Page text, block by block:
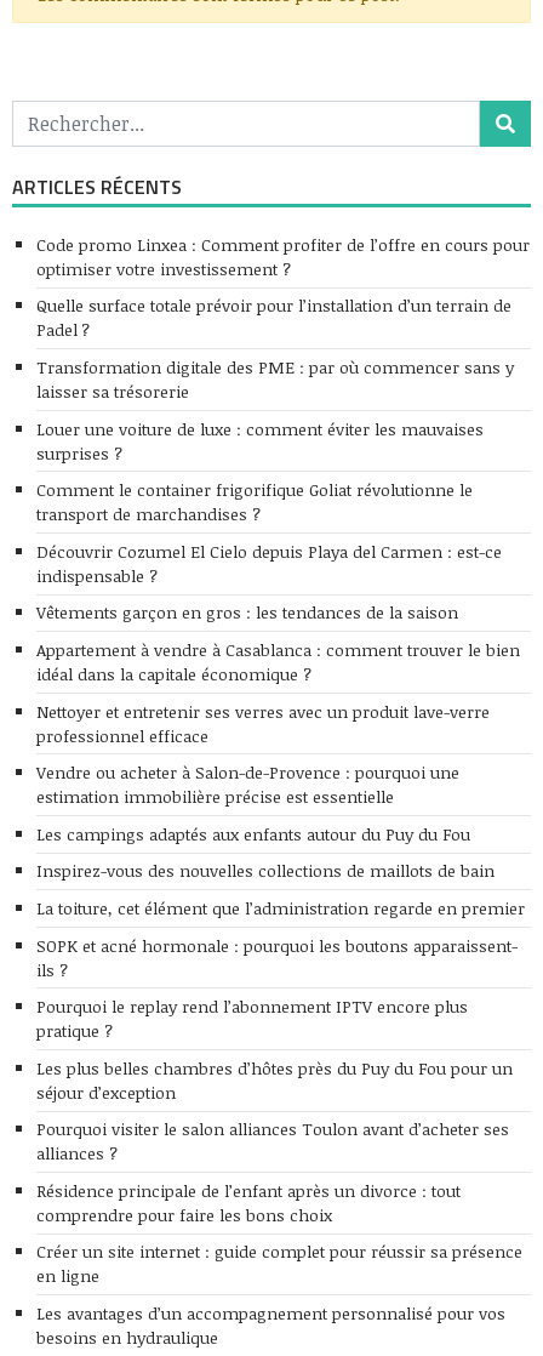
ARTICLES RÉCENTS
Code promo Linxea : Comment profiter de l’offre en cours pour
optimiser votre investissement ?
Quelle surface totale prévoir pour l’installation d’un terrain de
Padel ?
Transformation digitale des PME : par où commencer sans y
laisser sa trésorerie
Louer une voiture de luxe : comment éviter les mauvaises
surprises ?
Comment le container frigorifique Goliat révolutionne le
transport de marchandises ?
Découvrir Cozumel El Cielo depuis Playa del Carmen : est-ce
indispensable ?
Vêtements garçon en gros : les tendances de la saison
Appartement à vendre à Casablanca : comment trouver le bien
idéal dans la capitale économique ?
Nettoyer et entretenir ses verres avec un produit lave-verre
professionnel efficace
Vendre ou acheter à Salon-de-Provence : pourquoi une
estimation immobilière précise est essentielle
Les campings adaptés aux enfants autour du Puy du Fou
Inspirez-vous des nouvelles collections de maillots de bain
La toiture, cet élément que l’administration regarde en premier
SOPK et acné hormonale : pourquoi les boutons apparaissent-
ils ?
Pourquoi le replay rend l’abonnement IPTV encore plus
pratique ?
Les plus belles chambres d’hôtes près du Puy du Fou pour un
séjour d’exception
Pourquoi visiter le salon alliances Toulon avant d’acheter ses
alliances ?
Résidence principale de l’enfant après un divorce : tout
comprendre pour faire les bons choix
Créer un site internet : guide complet pour réussir sa présence
en ligne
Les avantages d’un accompagnement personnalisé pour vos
besoins en hydraulique